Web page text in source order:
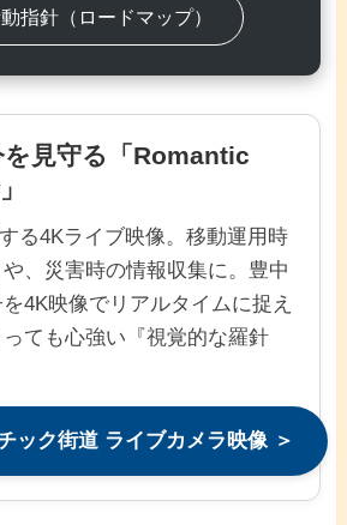
指針（ロードマップ）
を見守る「Romantic
る4Kライブ映像。移動運用時
、災害時の情報収集に。豊中
4K映像でリアルタイムに捉え
ても心強い『視覚的な羅針
ック街道 ライブカメラ映像 ＞